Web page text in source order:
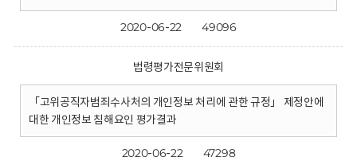
2020-06-22 49096
법령평가전문위원회
「고위공직자범죄수사처의 개인정보 처리에 관한 규정」 제정안에
대한 개인정보 침해요인 평가결과
2020-06-22 47298